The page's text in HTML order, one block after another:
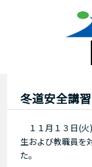
冬道安全講
１１月１３日(火
生および教職員を
た。